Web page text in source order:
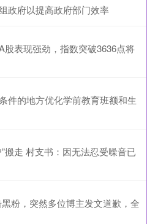
政府以提高政府部门效率
表现强劲，指数突破3636点将
件的地方优化学前教育班额和生
搬走 村支书：因无法忍受噪音已
粉，突然多位博主发文道歉，全